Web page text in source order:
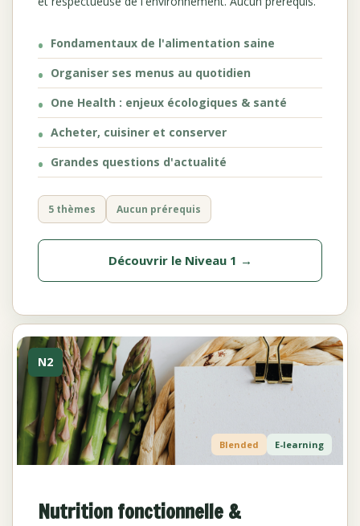
Fondamentaux de l'alimentation saine
Organiser ses menus au quotidien
One Health : enjeux écologiques & santé
Acheter, cuisiner et conserver
Grandes questions d'actualité
5 thèmes Aucun prérequis
Découvrir le Niveau 1 →
N2
Blended E-learning
Nutrition fonctionnelle &